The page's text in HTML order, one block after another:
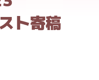
ト寄稿